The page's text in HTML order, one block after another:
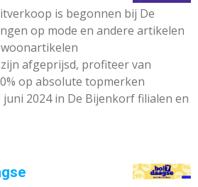
is begonnen bij De
op mode en andere artikelen
afgeprijsd, profiteer van
op absolute topmerken
juni 2024 in De Bijenkorf filialen en